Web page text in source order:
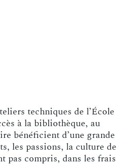
techniques de l’École
à la bibliothèque, au
bénéficient d’une grande
les passions, la culture de
pas compris, dans les frais